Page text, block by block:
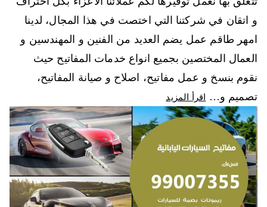
و اتقان في شركتنا التي اختصت في هذا المجال، لدينا
امهر طاقم عمل يضم العديد من الفنين و المهندسين و
العمال المختصين بجميع انواع خدمات المفاتيح حيث
نقوم بنسخ و عمل مفاتيح، اصلاح و صيانة المفاتيح،
تصميم و…
اقرأ المزيد